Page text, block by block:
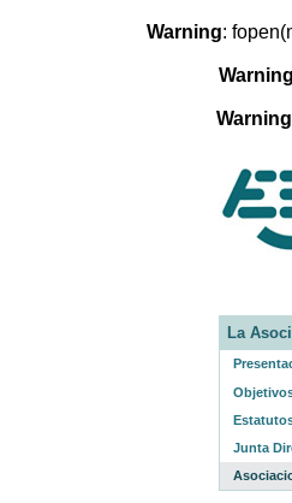
Warning:
Warning
Warning
La
Junta